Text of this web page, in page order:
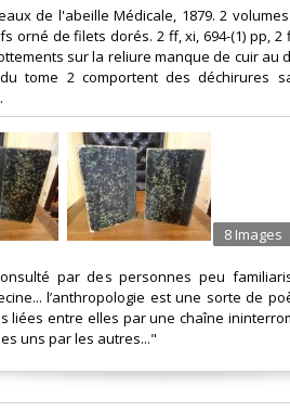
de l'abeille Médicale, 1879. 2
orné de filets dorés. 2 ff, xi, 694-(1) pp, 2
sur la reliure manque de cuir au
tome 2 comportent des déchirures
8 Images
par des personnes peu
l’anthropologie est une sorte de
liées entre elles par une chaîne
uns par les autres..."‎